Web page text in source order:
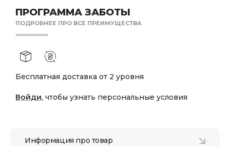
ПРОГРАММА ЗАБОТЫ
ПОДРОБНЕЕ ПРО ВСЕ ПРЕИМУЩЕСТВА
Бесплатная доставка от 2 уровня
Войди, чтобы узнать персональные условия
Информация про товар